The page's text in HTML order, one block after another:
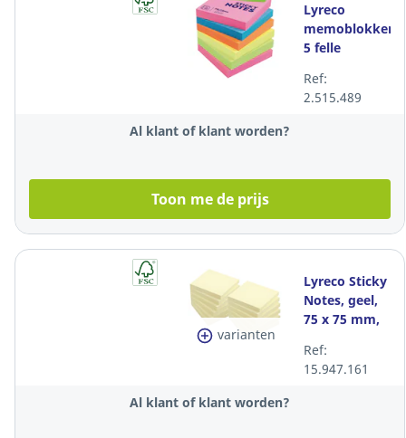
Lyreco
memoblokken,
5 felle
herkleefbaar,
75 x 75 mm,
Ref:
2.515.489
Al klant of klant worden?
Toon me de prijs
varianten
Lyreco Sticky
Notes, geel,
75 x 75 mm,
Ref:
15.947.161
Al klant of klant worden?